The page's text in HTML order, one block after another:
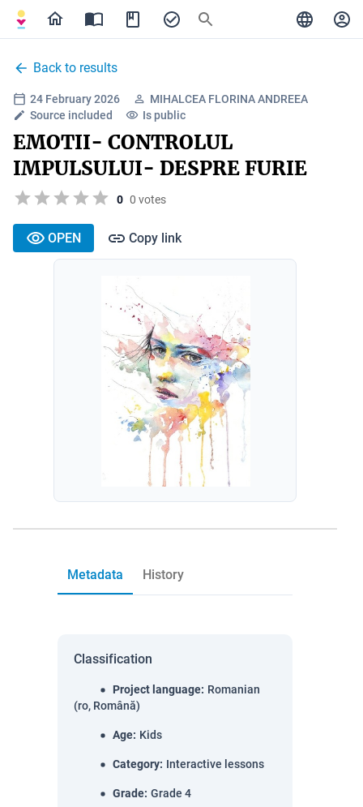
Back to results
24 February 2026
MIHALCEA FLORINA ANDREEA
Source included
Is public
EMOTII- CONTROLUL
IMPULSULUI- DESPRE FURIE
0 0 votes
OPEN Copy link
Metadata History
Classification
Project language: Romanian
(ro, Română)
Age: Kids
Category: Interactive lessons
Grade: Grade 4